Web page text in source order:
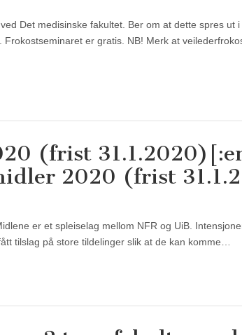
Det medisinske fakultet. Ber om at dette spres ut i
er gratis. NB! Merk at
(frist
2020 (frist
er et spleiselag mellom NFR og UiB.
tilslag på store tildelinger slik at de kan komme…